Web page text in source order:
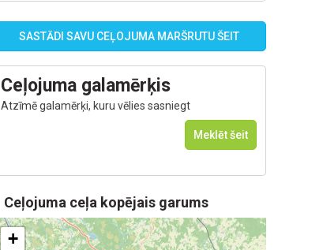
SASTĀDI SAVU CEĻOJUMA MARŠRUTU ŠEIT
Ceļojuma galamērķis
Atzīmē galamērķi, kuru vēlies sasniegt
Meklēt šeit
Ceļojuma ceļa kopējais garums
+